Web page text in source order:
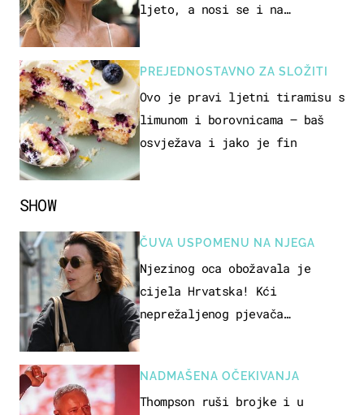
SHOW
ČUVA USPOMENU NA NJEGA
Njezinog oca obožavala je
cijela Hrvatska! Kći
neprežaljenog pjevača
NADMAŠENA OČEKIVANJA
Thompson ruši brojke i u
ljeto, a nosi se i na
PREJEDNOSTAVNO ZA SLOŽITI
Ovo je pravi ljetni tiramisu s
limunom i borovnicama – baš
osvježava i jako je fin